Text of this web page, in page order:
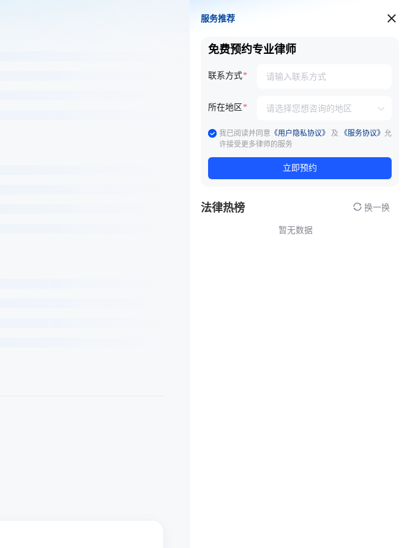
服务推荐
服务推荐
免费预约专业律师
联系方式
所在地区
我已阅读并同意 《用户隐私协议》 及 《服务协议》 允
许接受更多律师的服务
立即预约
法律热榜 换一换
暂无数据